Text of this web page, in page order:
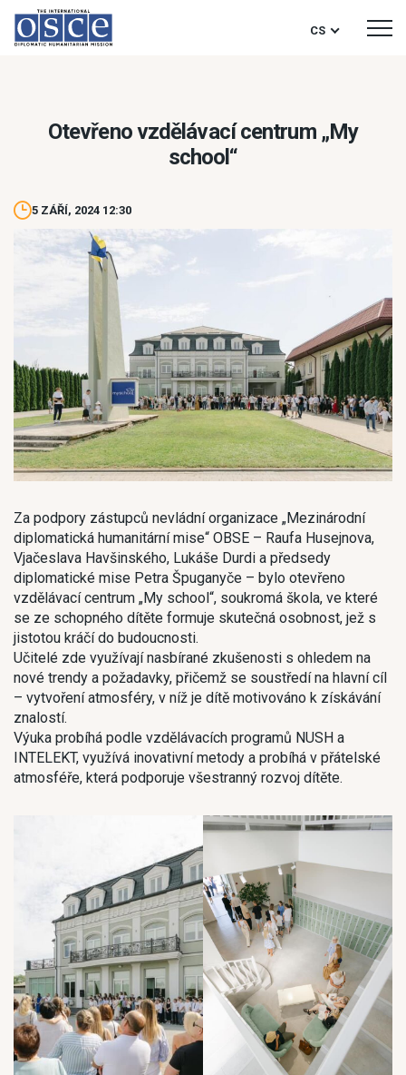
CS
Otevřeno vzdělávací centrum „My
school“
5 ZÁŘÍ, 2024 12:30
Za podpory zástupců nevládní organizace „Mezinárodní
diplomatická humanitární mise“ OBSE – Raufa Husejnova,
Vjačeslava Havšinského, Lukáše Durdi a předsedy
diplomatické mise Petra Špuganyče – bylo otevřeno
vzdělávací centrum „My school“, soukromá škola, ve které
se ze schopného dítěte formuje skutečná osobnost, jež s
jistotou kráčí do budoucnosti.
Učitelé zde využívají nasbírané zkušenosti s ohledem na
nové trendy a požadavky, přičemž se soustředí na hlavní cíl
– vytvoření atmosféry, v níž je dítě motivováno k získávání
znalostí.
Výuka probíhá podle vzdělávacích programů NUSH a
INTELEKT, využívá inovativní metody a probíhá v přátelské
atmosféře, která podporuje všestranný rozvoj dítěte.